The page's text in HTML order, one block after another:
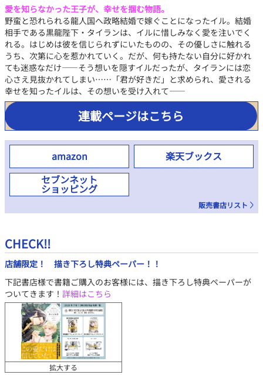
愛を知らなかった王子が、幸せを掴む物語。
野蛮と恐れられる龍人国へ政略結婚で嫁ぐことになったイル。結婚
相手である黒龍陛下・タイランは、イルに惜しみなく愛を注いでく
れる。はじめは彼を信じられずにいたものの、その優しさに触れる
うち、次第に心を惹かれていく。だが、何も持たない自分に好かれ
ても迷惑なだけ――そう想いを隠すイルだったが、タイランには恋
心さえ見抜かれてしまい……「君が好きだ」と求められ、愛される
幸せを知ったイルは、その想いを受け入れて――
連載ページはこちら
amazon
楽天ブックス
セブンネット
ショッピング
販売書店リスト
CHECK!!
店舗限定！ 描き下ろし特典ペーパー！！
下記書店様で書籍ご購入のお客様には、描き下ろし特典ペーパーが
ついてきます！ 詳細はこちら
拡大する